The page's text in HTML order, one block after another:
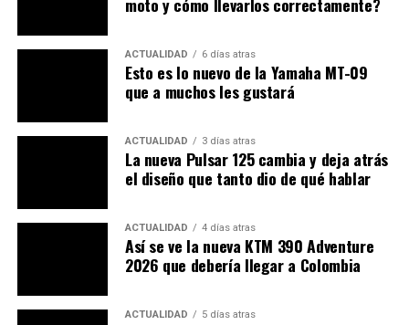
un poco larga si consideramos que el modelo propuesto
recientemente reveladas, y además, parece utilizar
elementos más que probados de KTM, es decir, una
estructura muy similar a la 790 ADV y una variación
lógicamente no será un hecho hasta que se
conozcan los apartados técnicos.
perfectamente en un segmento trail, por los atributos
para la comodidad dispuestos,se nota que el
fabricante está trabajando arduamente en las
llantas de21” adelante y 18” atrás
moto y cómo llevarlos correctamente?
ACTUALIDAD 6 días atras
Esto es lo nuevo de la Yamaha MT-09
que a muchos les gustará
ACTUALIDAD 3 días atras
La nueva Pulsar 125 cambia y deja atrás
el diseño que tanto dio de qué hablar
ACTUALIDAD 4 días atras
Así se ve la nueva KTM 390 Adventure
2026 que debería llegar a Colombia
ACTUALIDAD 5 días atras